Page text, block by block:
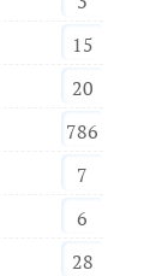
15
20
786
7
6
28